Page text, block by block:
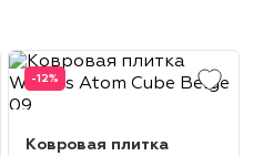
-12%
Ковровая плитка